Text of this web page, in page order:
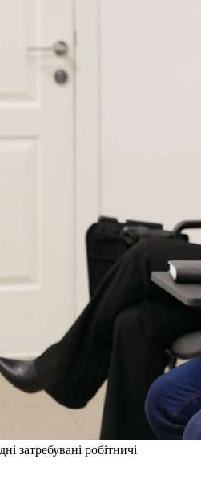
затребувані робітничі